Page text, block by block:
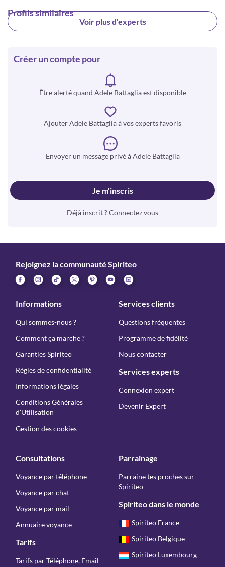
Profils similaires
Voir plus d'experts
Créer un compte pour
Être alerté quand Adele Battaglia est disponible
Ajouter Adele Battaglia à vos experts favoris
Envoyer un message privé à Adele Battaglia
Je m'inscris
Déjà inscrit ? Connectez vous
Rejoignez la communauté Spiriteo
Informations
Qui sommes-nous ?
Comment ça marche ?
Garanties Spiriteo
Règles de confidentialité
Informations légales
Conditions Générales
d'Utilisation
Gestion des cookies
Services clients
Questions fréquentes
Programme de fidélité
Nous contacter
Services experts
Connexion expert
Devenir Expert
Consultations
Voyance par téléphone
Voyance par chat
Voyance par mail
Annuaire voyance
Tarifs
Tarifs par Téléphone, Email
Parrainage
Parraine tes proches sur
Spiriteo
Spiriteo dans le monde
Spiriteo France
Spiriteo Belgique
Spiriteo Luxembourg